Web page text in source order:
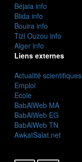
Béjaia info
Blida info
Bouira info
Tizi Ouzou info
Alger info
Liens externes
Actualité scientifiques
Emploi
Ecole
BabAlWeb MA
BabAlWeb EG
BabAlWeb TN
AwkatSalat.net